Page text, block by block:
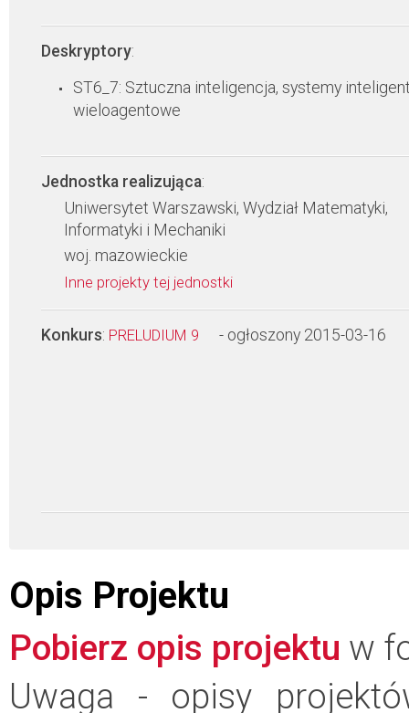
Deskryptory:
ST6_7: Sztuczna inteligencja, systemy
wieloagentowe
Jednostka realizująca:
Uniwersytet Warszawski, Wydział Matematyki,
Informatyki i Mechaniki
woj. mazowieckie
Inne projekty tej jednostki
Konkurs: PRELUDIUM 9 - ogłoszony 2015-03-16
Opis Projektu
Pobierz opis projektu w
Uwaga - opisy